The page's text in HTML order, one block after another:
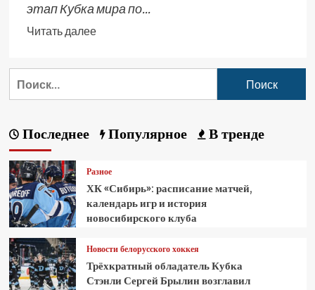
этап Кубка мира по...
Читать далее
Последнее Популярное В тренде
Разное
ХК «Сибирь»: расписание матчей,
календарь игр и история
новосибирского клуба
Новости белорусского хоккея
Трёхкратный обладатель Кубка
Стэнли Сергей Брылин возглавил